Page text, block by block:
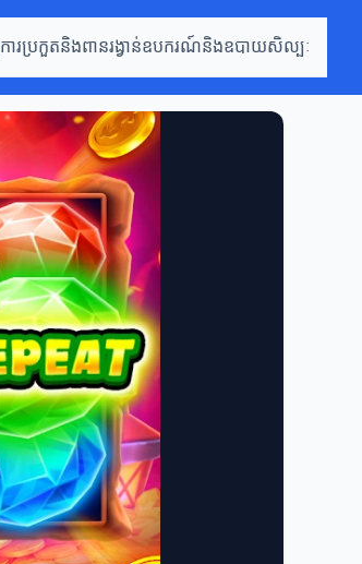
ការប្រកួតនិងពានរង្វាន់ឧបករណ៍និងឧបាយសិល្បៈ